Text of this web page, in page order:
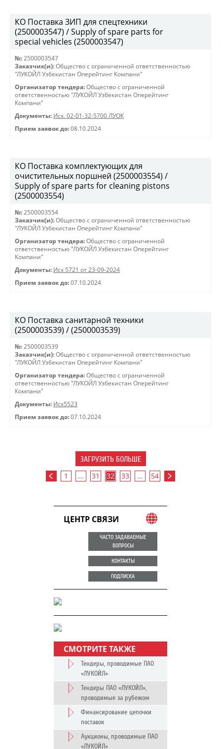
КО Поставка ЗИП для спецтехники
(2500003547) / Supply of spare parts for
special vehicles (2500003547)
№: 2500003547
Заказчик(и): Общество с ограниченной ответственностью
"ЛУКОЙЛ Узбекистан Оперейтинг Компани"
Организатор тендера: Общество с ограниченной
ответственностью "ЛУКОЙЛ Узбекистан Оперейтинг
Компани"
Документы: Исх. 02-01-32-5700 ЛУОК
Прием заявок до: 08.10.2024
КО Поставка комплектующих для
очистительных поршней (2500003554) /
Supply of spare parts for cleaning pistons
(2500003554)
№: 2500003554
Заказчик(и): Общество с ограниченной ответственностью
"ЛУКОЙЛ Узбекистан Оперейтинг Компани"
Организатор тендера: Общество с ограниченной
ответственностью "ЛУКОЙЛ Узбекистан Оперейтинг
Компани"
Документы: Исх 5721 от 23-09-2024
Прием заявок до: 07.10.2024
КО Поставка санитарной техники
(2500003539) / (2500003539)
№: 2500003539
Заказчик(и): Общество с ограниченной ответственностью
"ЛУКОЙЛ Узбекистан Оперейтинг Компани"
Организатор тендера: Общество с ограниченной
ответственностью "ЛУКОЙЛ Узбекистан Оперейтинг
Компани"
Документы: Исх5523
Прием заявок до: 07.10.2024
ЗАГРУЗИТЬ БОЛЬШЕ
1 ... 31 32 33 ... 54
ЦЕНТР СВЯЗИ
ЧАСТО ЗАДАВАЕМЫЕ
ВОПРОСЫ
КОНТАКТЫ
ПОДПИСКА
СМОТРИТЕ ТАКЖЕ
Тендеры, проводимые ПАО
«ЛУКОЙЛ»
Тендеры ПАО «ЛУКОЙЛ»,
проводимые за рубежом
Финансирование цепочки
поставок
Аукционы, проводимые ПАО
«ЛУКОЙЛ»